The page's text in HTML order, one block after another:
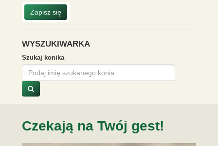
Zapisz się
WYSZUKIWARKA
Szukaj konika
Czekają na Twój gest!